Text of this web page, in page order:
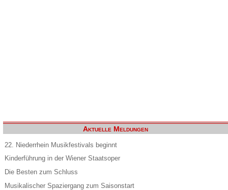
Aktuelle Meldungen
22. Niederrhein Musikfestivals beginnt
Kinderführung in der Wiener Staatsoper
Die Besten zum Schluss
Musikalischer Spaziergang zum Saisonstart